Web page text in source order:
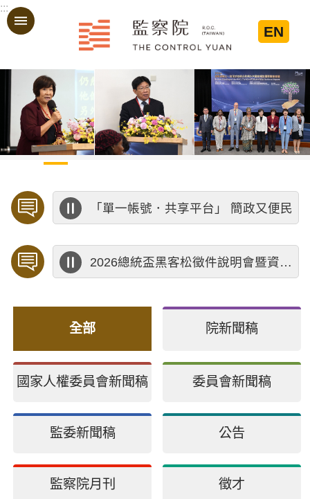
跳到主要內容區塊
:::
EN
「單一帳號．共享平台」 簡政又便民
2026總統盃黑客松徵件說明會暨資料應用講座
全部 院新聞稿
國家人權委員會新聞稿 委員會新聞稿
監委新聞稿 公告
監察院月刊 徵才